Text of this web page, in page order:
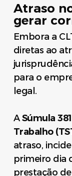
Atraso
gerar
Embora a
diretas ao
para o
legal.
ASúmula
Trabalho
atraso,
primeiro dia
prestação de